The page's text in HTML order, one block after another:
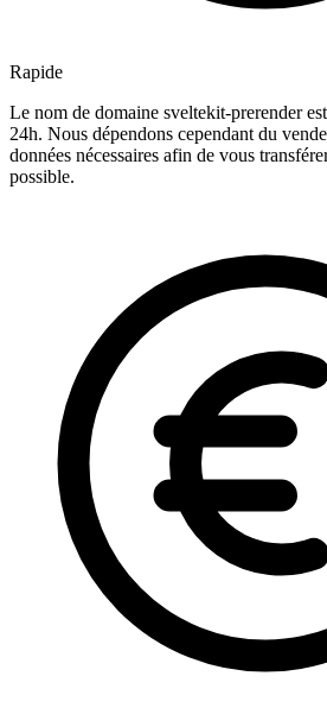
Rapide
Le nom de domaine sveltekit-prerender
24h. Nous dépendons cependant du
données nécessaires afin de vous
possible.